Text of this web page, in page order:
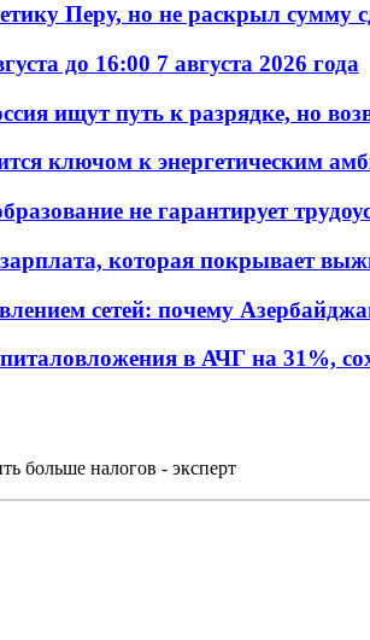
Перу, но не раскрыл сумму
до 16:00 7 августа 2026 года
ищут путь к разрядке, но
ключом к энергетическим
не гарантирует
которая покрывает
сетей: почему
в АЧГ на 31%,
больше налогов - эксперт